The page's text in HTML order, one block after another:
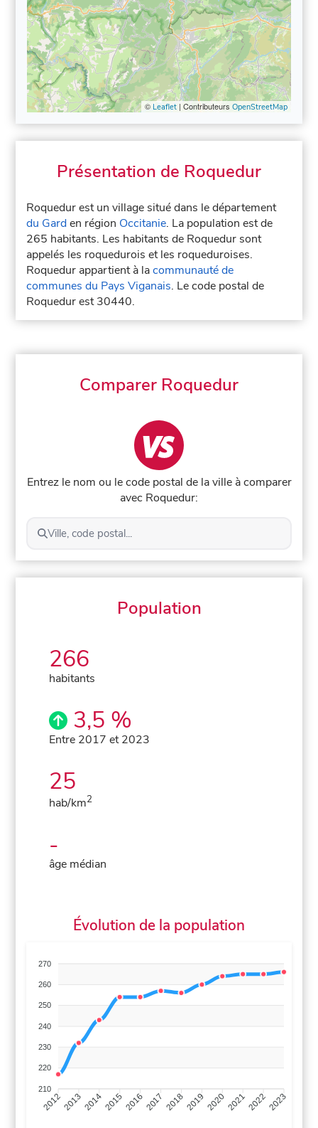
© Leaflet| Contributeurs OpenStreetMap
Présentation de Roquedur
Roquedur est un village situé dans le département
du Garden région Occitanie. La population est de
265 habitants. Les habitants de Roquedur sont
appelés les roquedurois et les roqueduroises.
Roquedur appartient à lacommunauté de
communes du Pays Viganais. Le code postal de
Roquedur est 30440.
Comparer Roquedur
Entrez le nom ou le code postal de la ville à comparer
avec Roquedur:
Ville, code postal...
Population
266
habitants
3,5 %
Entre 2017 et 2023
25
hab/km2
-
âge médian
Évolution de la population
270
260
250
240
230
220
210
201220132014201520162017 20182019 2020202120222023